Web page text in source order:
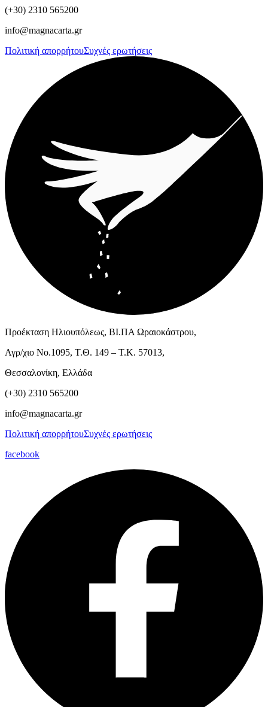
(+30) 2310 565200
info@magnacarta.gr
Πολιτική απορρήτουΣυχνές ερωτήσεις
Προέκταση Ηλιουπόλεως, ΒΙ.ΠΑ Ωραιοκάστρου,
Αγρ/χιο Νο.1095, Τ.Θ. 149 – Τ.Κ. 57013,
Θεσσαλονίκη, Ελλάδα
(+30) 2310 565200
info@magnacarta.gr
Πολιτική απορρήτουΣυχνές ερωτήσεις
facebook